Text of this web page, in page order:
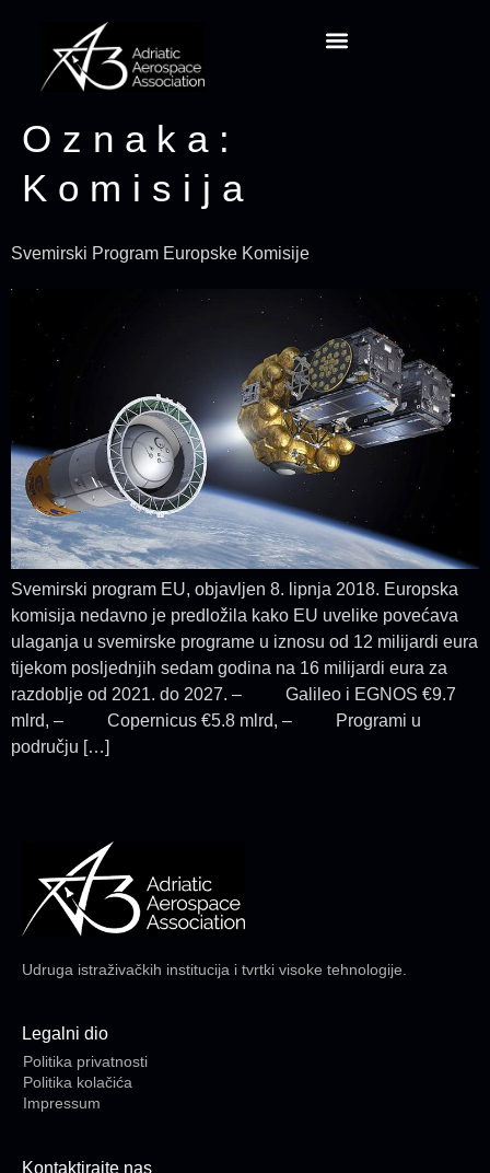
Oznaka:
Komisija
Svemirski Program Europske Komisije
Svemirski program EU, objavljen 8. lipnja 2018. Europska
komisija nedavno je predložila kako EU uvelike povećava
ulaganja u svemirske programe u iznosu od 12 milijardi eura
tijekom posljednjih sedam godina na 16 milijardi eura za
razdoblje od 2021. do 2027. – Galileo i EGNOS €9.7
mlrd, – Copernicus €5.8 mlrd, – Programi u
području […]
Udruga istraživačkih institucija i tvrtki visoke tehnologije.
Legalni dio
Politika privatnosti
Politika kolačića
Impressum
Kontaktirajte nas